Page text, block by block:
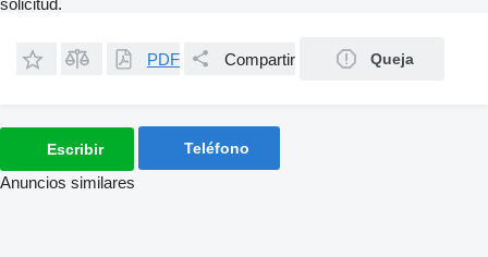
solicitud.
PDF Compartir Queja
Escribir Teléfono
Anuncios similares